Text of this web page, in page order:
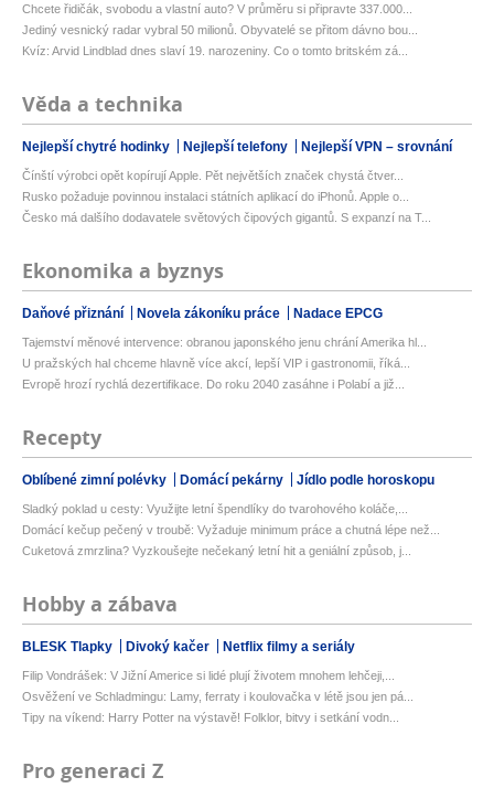
Chcete řidičák, svobodu a vlastní auto? V průměru si připravte 337.000...
Jediný vesnický radar vybral 50 milionů. Obyvatelé se přitom dávno bou...
Kvíz: Arvid Lindblad dnes slaví 19. narozeniny. Co o tomto britském zá...
Věda a technika
Nejlepší chytré hodinky Nejlepší telefony Nejlepší VPN – srovnání
Čínští výrobci opět kopírují Apple. Pět největších značek chystá čtver...
Rusko požaduje povinnou instalaci státních aplikací do iPhonů. Apple o...
Česko má dalšího dodavatele světových čipových gigantů. S expanzí na T...
Ekonomika a byznys
Daňové přiznání Novela zákoníku práce Nadace EPCG
Tajemství měnové intervence: obranou japonského jenu chrání Amerika hl...
U pražských hal chceme hlavně více akcí, lepší VIP i gastronomii, říká...
Evropě hrozí rychlá dezertifikace. Do roku 2040 zasáhne i Polabí a již...
Recepty
Oblíbené zimní polévky Domácí pekárny Jídlo podle horoskopu
Sladký poklad u cesty: Využijte letní špendlíky do tvarohového koláče,...
Domácí kečup pečený v troubě: Vyžaduje minimum práce a chutná lépe než...
Cuketová zmrzlina? Vyzkoušejte nečekaný letní hit a geniální způsob, j...
Hobby a zábava
BLESK Tlapky Divoký kačer Netflix filmy a seriály
Filip Vondrášek: V Jižní Americe si lidé plují životem mnohem lehčeji,...
Osvěžení ve Schladmingu: Lamy, ferraty i koulovačka v létě jsou jen pá...
Tipy na víkend: Harry Potter na výstavě! Folklor, bitvy i setkání vodn...
Pro generaci Z